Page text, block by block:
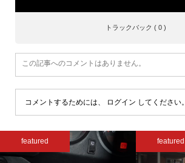
トラックバック ( 0 )
この記事へのコメントはありません。
コメントするためには、 ログイン してください。
featured featured